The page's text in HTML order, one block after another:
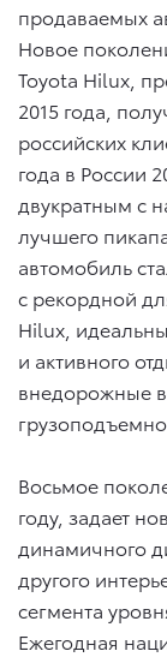
продаваемых
Новое
Toyota Hilux,
2015 года,
российских
года в России
двукратным с
лучшего
автомобиль
с рекордной
Hilux,
и активного
внедорожные
Восьмое
году, задает
динамичного
другого
сегмента
Ежегодная